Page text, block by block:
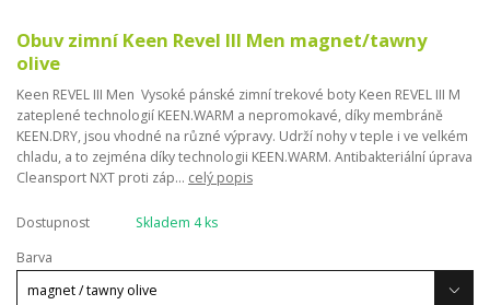
Obuv zimní Keen Revel III Men magnet/tawny
olive
Keen REVEL III Men Vysoké pánské zimní trekové boty Keen REVEL III M
zateplené technologií KEEN.WARM a nepromokavé, díky membráně
KEEN.DRY, jsou vhodné na různé výpravy. Udrží nohy v teple i ve velkém
chladu, a to zejména díky technologii KEEN.WARM. Antibakteriální úprava
Cleansport NXT proti záp... celý popis
Dostupnost
Skladem 4 ks
Barva